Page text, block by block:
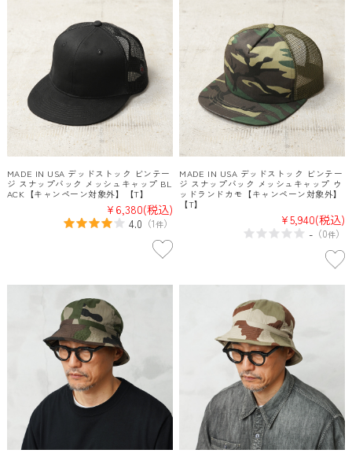
MADE IN USA デッドストック ビンテー
ジ スナップバック メッシュキャップ BL
ACK【キャンペーン対象外】【T】
¥6,380(税込)
4.0 （1件）
MADE IN USA デッドストック ビンテー
ジ スナップバック メッシュキャップ ウ
ッドランドカモ【キャンペーン対象外】
【T】
¥5,940(税込)
- （0件）